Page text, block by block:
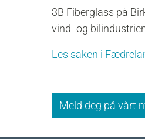
3B Fiberglass på
vind -og
Les saken i
Meld deg på vårt